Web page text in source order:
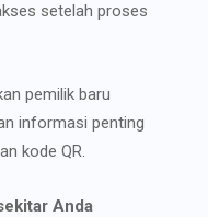
setelah proses
pemilik baru
informasi penting
kode QR.
Anda